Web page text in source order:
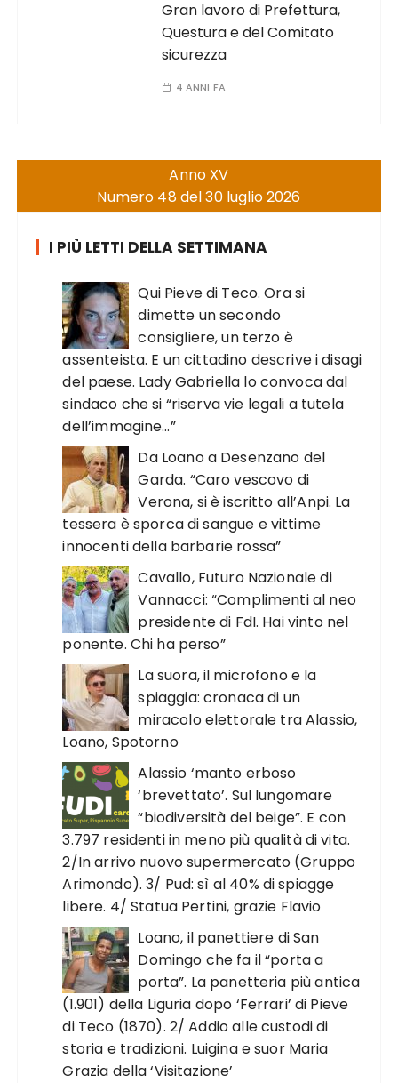
Gran lavoro di Prefettura,
Questura e del Comitato
sicurezza
4 ANNI FA
Anno XV
Numero 48 del 30 luglio 2026
I PIÙ LETTI DELLA SETTIMANA
Qui Pieve di Teco. Ora si
dimette un secondo
consigliere, un terzo è
assenteista. E un cittadino descrive i disagi
del paese. Lady Gabriella lo convoca dal
sindaco che si “riserva vie legali a tutela
dell’immagine…”
Da Loano a Desenzano del
Garda. “Caro vescovo di
Verona, si è iscritto all’Anpi. La
tessera è sporca di sangue e vittime
innocenti della barbarie rossa”
Cavallo, Futuro Nazionale di
Vannacci: “Complimenti al neo
presidente di FdI. Hai vinto nel
ponente. Chi ha perso”
La suora, il microfono e la
spiaggia: cronaca di un
miracolo elettorale tra Alassio,
Loano, Spotorno
Alassio ‘manto erboso
‘brevettato’. Sul lungomare
“biodiversità del beige”. E con
3.797 residenti in meno più qualità di vita.
2/In arrivo nuovo supermercato (Gruppo
Arimondo). 3/ Pud: sì al 40% di spiagge
libere. 4/ Statua Pertini, grazie Flavio
Loano, il panettiere di San
Domingo che fa il “porta a
porta”. La panetteria più antica
(1.901) della Liguria dopo ‘Ferrari’ di Pieve
di Teco (1870). 2/ Addio alle custodi di
storia e tradizioni. Luigina e suor Maria
Grazia della ‘Visitazione’